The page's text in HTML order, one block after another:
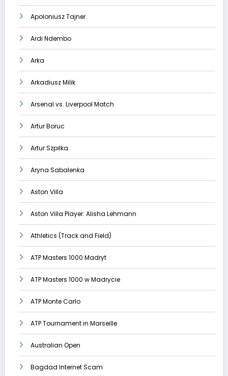
Apoloniusz Tajner
Ardi Ndembo
Arka
Arkadiusz Milik
Arsenal vs. Liverpool Match
Artur Boruc
Artur Szpilka
Aryna Sabalenka
Aston Villa
Aston Villa Player: Alisha Lehmann
Athletics (Track and Field)
ATP Masters 1000 Madryt
ATP Masters 1000 w Madrycie
ATP Monte Carlo
ATP Tournament in Marseille
Australian Open
Bagdad Internet Scam